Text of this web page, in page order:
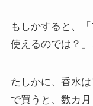
もしかすると、
使えるのでは？」
たしかに、香水は
で買うと、数カ